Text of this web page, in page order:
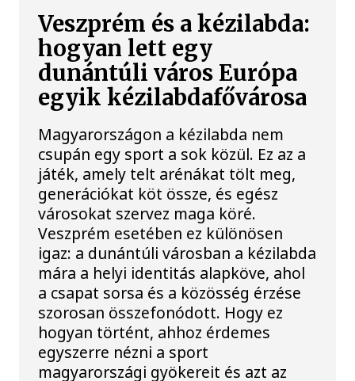
Veszprém és a kézilabda:
hogyan lett egy
dunántúli város Európa
egyik kézilabdafővárosa
Magyarországon a kézilabda nem
csupán egy sport a sok közül. Ez az a
játék, amely telt arénákat tölt meg,
generációkat köt össze, és egész
városokat szervez maga köré.
Veszprém esetében ez különösen
igaz: a dunántúli városban a kézilabda
mára a helyi identitás alapköve, ahol
a csapat sorsa és a közösség érzése
szorosan összefonódott. Hogy ez
hogyan történt, ahhoz érdemes
egyszerre nézni a sport
magyarországi gyökereit és azt az